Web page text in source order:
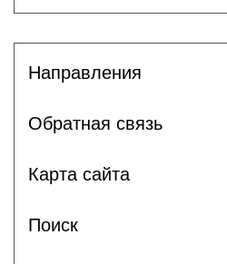
Направления
Обратная связь
Карта сайта
Поиск